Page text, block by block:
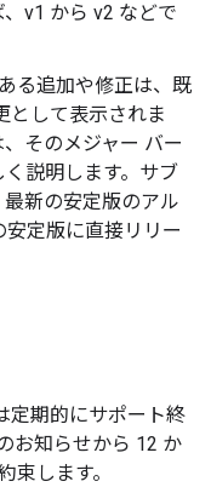
v1 から v2 などで
る追加や修正は、既
として表示されま
そのメジャー バー
説明します。サブ
新の安定版のアル
定版に直接リリー
定期的にサポート終
お知らせから 12 か
束します。